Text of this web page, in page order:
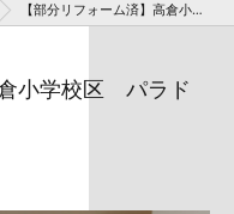
【部分リフォーム済】高倉小学校区 パラドール錦小路
倉小学校区 パラド